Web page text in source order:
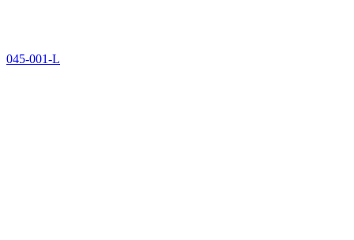
045-001-L